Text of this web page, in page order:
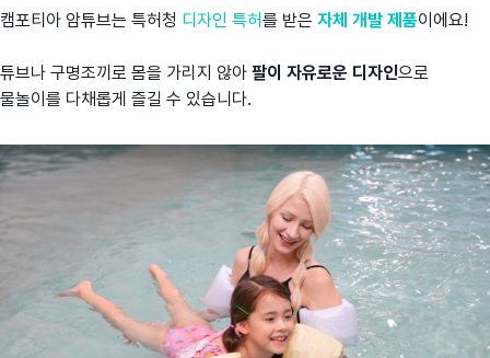
캠포티아 암튜브는 특허청 디자인 특허를 받은 자체 개발 제품이에요!
튜브나 구명조끼로 몸을 가리지 않아 팔이 자유로운 디자인으로
물놀이를 다채롭게 즐길 수 있습니다.